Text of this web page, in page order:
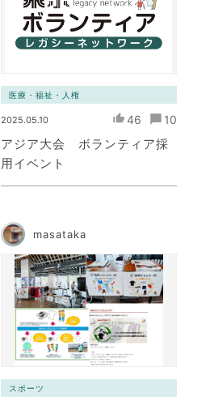
医療・福祉・人権
2025.05.10 46 10
アジア大会 ボランティア採
用イベント
masataka
スポーツ